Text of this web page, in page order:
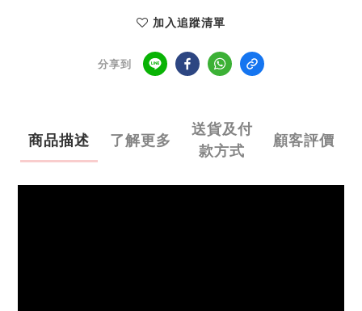
加入追蹤清單
分享到
商品描述 了解更多
送貨及付
款方式
顧客評價